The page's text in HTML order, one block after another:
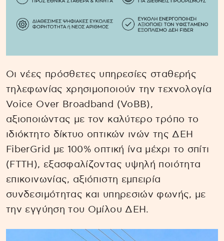
Οι νέες πρόσθετες υπηρεσίες σταθερής
τηλεφωνίας χρησιμοποιούν την τεχνολογία
Voice Over Broadband (VoBB),
αξιοποιώντας με τον καλύτερο τρόπο το
ιδιόκτητο δίκτυο οπτικών ινών της ΔΕΗ
FiberGrid με 100% οπτική ίνα μέχρι το σπίτι
(FTTH), εξασφαλίζοντας υψηλή ποιότητα
επικοινωνίας, αξιόπιστη εμπειρία
συνδεσιμότητας και υπηρεσιών φωνής, με
την εγγύηση του Ομίλου ΔΕΗ.